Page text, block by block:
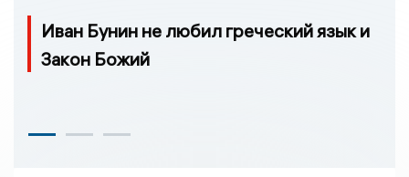
Иван Бунин не любил греческий язык и
Закон Божий